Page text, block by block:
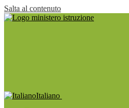
Salta al contenuto
Italiano